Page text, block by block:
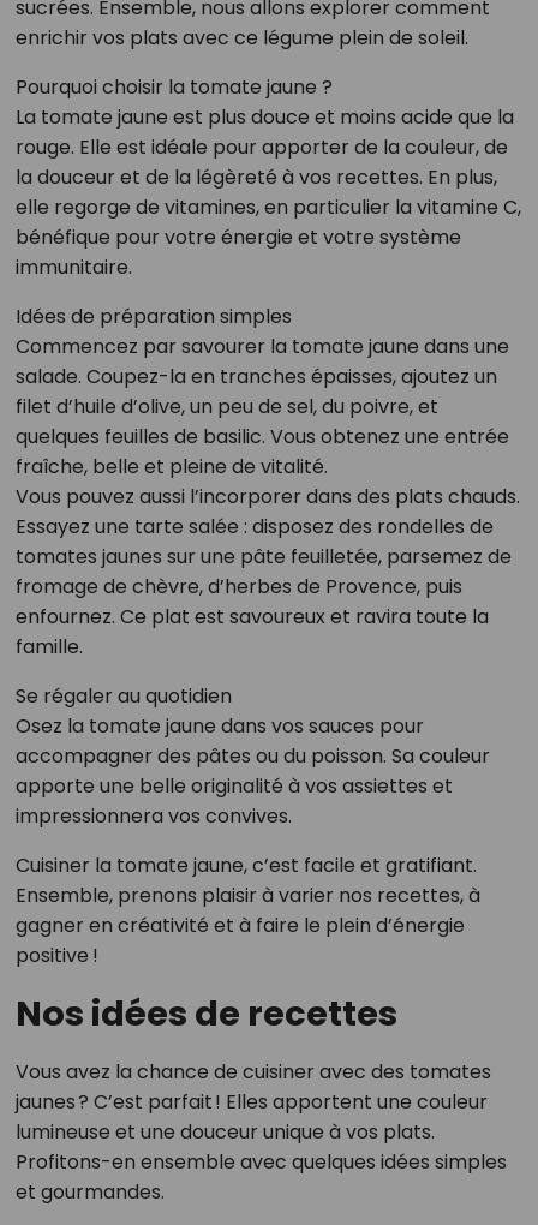
sucrées. Ensemble, nous allons explorer comment
enrichir vos plats avec ce légume plein de soleil.
Pourquoi choisir la tomate jaune ?
La tomate jaune est plus douce et moins acide que la
rouge. Elle est idéale pour apporter de la couleur, de
la douceur et de la légèreté à vos recettes. En plus,
elle regorge de vitamines, en particulier la vitamine C,
bénéfique pour votre énergie et votre système
immunitaire.
Idées de préparation simples
Commencez par savourer la tomate jaune dans une
salade. Coupez-la en tranches épaisses, ajoutez un
filet d’huile d’olive, un peu de sel, du poivre, et
quelques feuilles de basilic. Vous obtenez une entrée
fraîche, belle et pleine de vitalité.
Vous pouvez aussi l’incorporer dans des plats chauds.
Essayez une tarte salée : disposez des rondelles de
tomates jaunes sur une pâte feuilletée, parsemez de
fromage de chèvre, d’herbes de Provence, puis
enfournez. Ce plat est savoureux et ravira toute la
famille.
Se régaler au quotidien
Osez la tomate jaune dans vos sauces pour
accompagner des pâtes ou du poisson. Sa couleur
apporte une belle originalité à vos assiettes et
impressionnera vos convives.
Cuisiner la tomate jaune, c’est facile et gratifiant.
Ensemble, prenons plaisir à varier nos recettes, à
gagner en créativité et à faire le plein d’énergie
positive !
Nos idées de recettes
Vous avez la chance de cuisiner avec des tomates
jaunes ? C’est parfait ! Elles apportent une couleur
lumineuse et une douceur unique à vos plats.
Profitons-en ensemble avec quelques idées simples
et gourmandes.